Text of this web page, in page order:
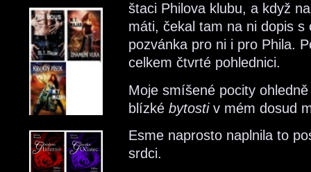
štaci Philova klubu, a když
máti, čekal tam na ni dopis
pozvánka pro ni i pro Phila.
celkem čtvrté pohlednici.
Moje smíšené pocity
blízké bytostiv mém dosud
Esme naprosto naplnila to
srdci.